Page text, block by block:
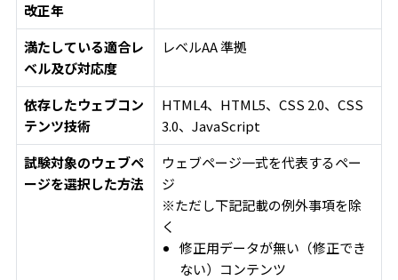
改正年
満たしている適合レ
ベル及び対応度
レベルAA 準拠
依存したウェブコン
テンツ技術
HTML4、HTML5、CSS 2.0、CSS
3.0、JavaScript
試験対象のウェブペ
ージを選択した方法
ウェブページ一式を代表するペー
ジ
※ただし下記記載の例外事項を除
く
修正用データが無い（修正でき
ない）コンテンツ